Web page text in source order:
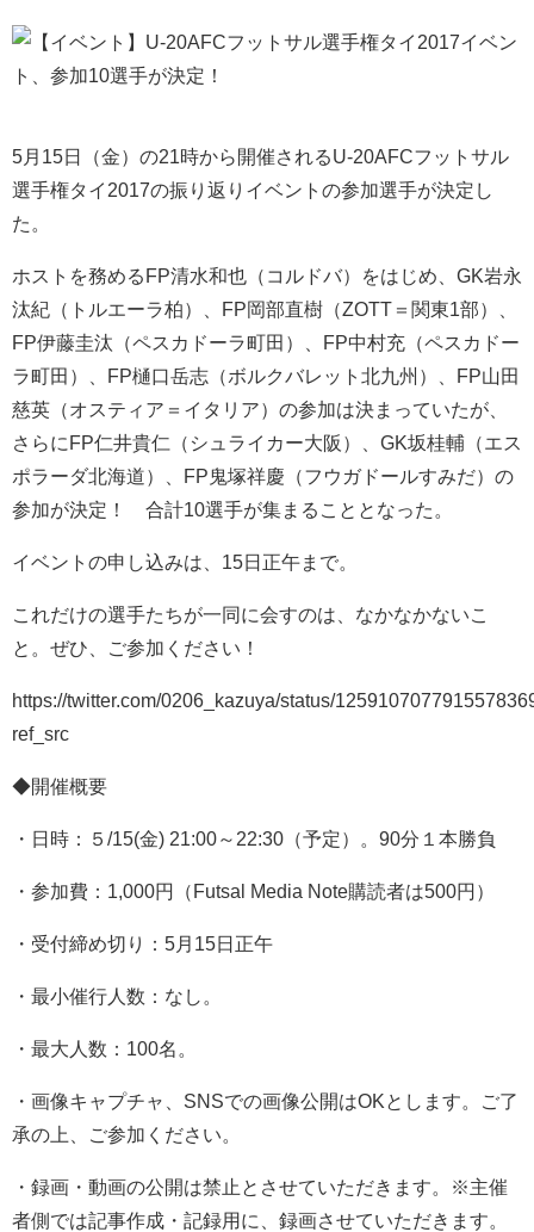
5月15日（金）の21時から開催されるU-20AFCフットサル
選手権タイ2017の振り返りイベントの参加選手が決定し
た。
ホストを務めるFP清水和也（コルドバ）をはじめ、GK岩永
汰紀（トルエーラ柏）、FP岡部直樹（ZOTT＝関東1部）、
FP伊藤圭汰（ペスカドーラ町田）、FP中村充（ペスカドー
ラ町田）、FP樋口岳志（ボルクバレット北九州）、FP山田
慈英（オスティア＝イタリア）の参加は決まっていたが、
さらにFP仁井貴仁（シュライカー大阪）、GK坂桂輔（エス
ポラーダ北海道）、FP鬼塚祥慶（フウガドールすみだ）の
参加が決定！ 合計10選手が集まることとなった。
イベントの申し込みは、15日正午まで。
これだけの選手たちが一同に会すのは、なかなかないこ
と。ぜひ、ご参加ください！
https://twitter.com/0206_kazuya/status/
ref_src
◆開催概要
・日時：５ /15(金) 21:00～ 22:30 （予定）。 90分１本勝負
・参加費： 1,000円（ Futsal Media Note購読者は500円）
・受付締め切り： 5月 15日正午
・最小催行人数：なし。
・最大人数： 100名。
・画像キャプチャ、 SNSでの画像公開はOKとします。ご了
承の上、ご参加ください。
・録画・動画の公開は禁止とさせていただきます。※主催
者側では記事作成・記録用に、録画させていただきます。